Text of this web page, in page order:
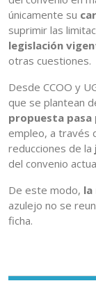
únicamente su
suprimir las
legislación
otras cuestiones.
Desde CCOO y
que se plantean
propuesta pasa
empleo, a través
reducciones de la
del convenio
De este modo, la
azulejo no se
ficha.